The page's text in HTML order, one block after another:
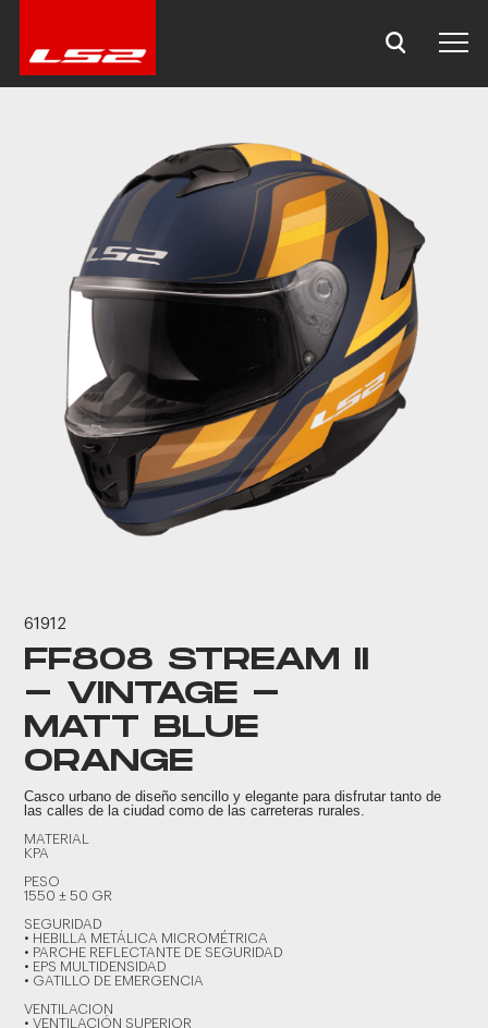
61912
FF808 STREAM II
- VINTAGE -
MATT BLUE
ORANGE
Casco urbano de diseño sencillo y elegante para disfrutar tanto de
las calles de la ciudad como de las carreteras rurales.
MATERIAL
KPA
PESO
1550 ± 50 GR
SEGURIDAD
• HEBILLA METÁLICA MICROMÉTRICA
• PARCHE REFLECTANTE DE SEGURIDAD
• EPS MULTIDENSIDAD
• GATILLO DE EMERGENCIA
VENTILACION
• VENTILACIÓN SUPERIOR